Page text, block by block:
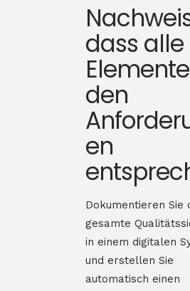
dass alle
Elemente
den
en
Dokumentieren Sie
gesamte
in einem digitalen
und erstellen Sie
automatisch einen